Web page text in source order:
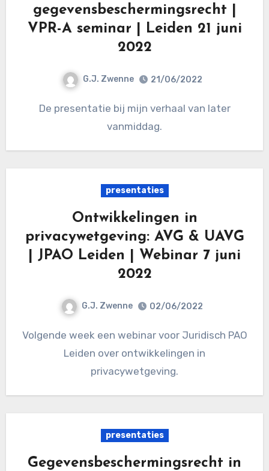
gegevensbeschermingsrecht |
VPR-A seminar | Leiden 21 juni
2022
G.J. Zwenne 21/06/2022
De presentatie bij mijn verhaal van later
vanmiddag.
presentaties
Ontwikkelingen in
privacywetgeving: AVG & UAVG
| JPAO Leiden | Webinar 7 juni
2022
G.J. Zwenne 02/06/2022
Volgende week een webinar voor Juridisch PAO
Leiden over ontwikkelingen in
privacywetgeving.
presentaties
Gegevensbeschermingsrecht in